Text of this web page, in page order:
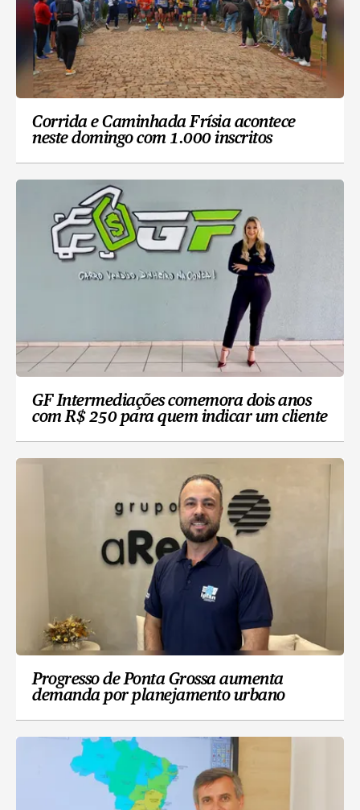
Corrida e Caminhada Frísia acontece
neste domingo com 1.000 inscritos
GF Intermediações comemora dois anos
com R$ 250 para quem indicar um cliente
Progresso de Ponta Grossa aumenta
demanda por planejamento urbano